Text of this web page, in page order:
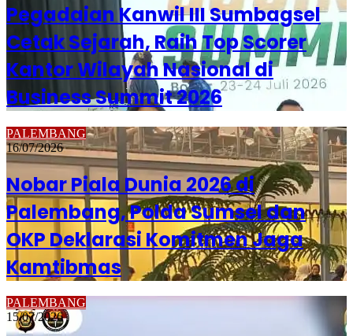
Pegadaian Kanwil III Sumbagsel
Cetak Sejarah, Raih Top Scorer
Kantor Wilayah Nasional di
Business Summit 2026
PALEMBANG
16/07/2026
Nobar Piala Dunia 2026 di
Palembang, Polda Sumsel dan
OKP Deklarasi Komitmen Jaga
Kamtibmas
PALEMBANG
15/07/2026